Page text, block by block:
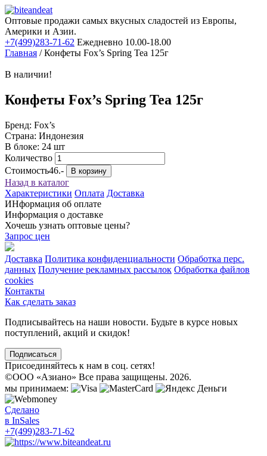
Оптовые продажи самых вкусных сладостей из Европы,
Америки и Азии.
+7(499)283-71-62 Ежедневно 10.00-18.00
Главная /Конфеты Fox’s Spring Tea 125г
В наличии!
Конфеты Fox’s Spring Tea 125г
Бренд: Fox’s
Страна: Индонезия
В блоке: 24 шт
Количество
Стоимость46.- В корзину
Назад в каталог
Характеристики Оплата Доставка
ИНформация об оплате
Информация о доставке
Хочешь узнать оптовые цены?
Запрос цен
Доставка Политика конфиденциальности Обработка перс.
данных Получение рекламных рассылок Обработка файлов
cookies
Контакты
Как сделать заказ
Подписывайтесь на наши новости. Будьте в курсе новых
поступлений, акций и скидок!
Подписаться
Присоединяйтесь к нам в соц. сетях!
©ООО «Азиано» Все права защищены. 2026.
мы принимаем:
Сделано
в InSales
+7(499)283-71-62